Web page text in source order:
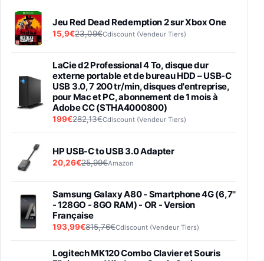
Jeu Red Dead Redemption 2 sur Xbox One
15,9€23,09€Cdiscount (Vendeur Tiers)
LaCie d2 Professional 4 To, disque dur
externe portable et de bureau HDD – USB-C
USB 3.0, 7 200 tr/min, disques d'entreprise,
pour Mac et PC, abonnement de 1 mois à
Adobe CC (STHA4000800)
199€282,13€Cdiscount (Vendeur Tiers)
HP USB-C to USB 3.0 Adapter
20,26€25,99€Amazon
Samsung Galaxy A80 - Smartphone 4G (6,7''
- 128GO - 8GO RAM) - OR - Version
Française
193,99€815,76€Cdiscount (Vendeur Tiers)
Logitech MK120 Combo Clavier et Souris